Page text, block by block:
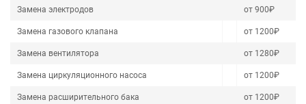
Замена электродов от 900₽
Замена газового клапана от 1200₽
Замена вентилятора от 1280₽
Замена циркуляционного насоса от 1200₽
Замена расширительного бака от 1200₽